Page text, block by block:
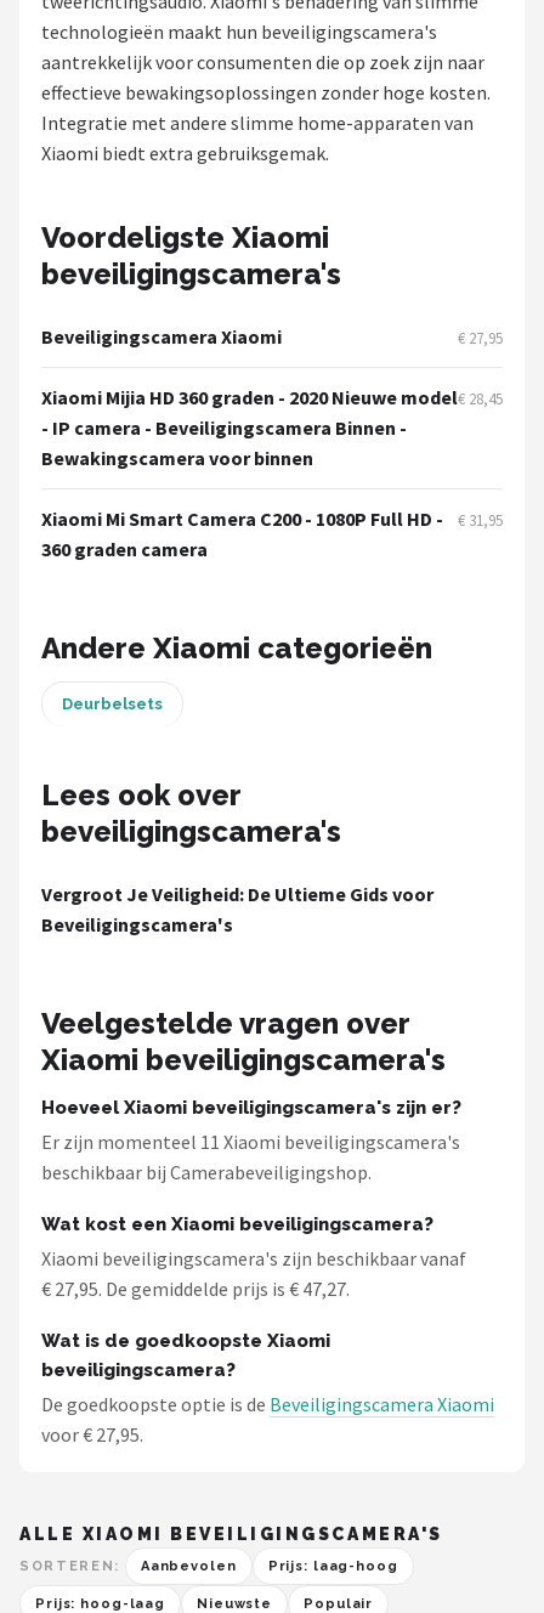
Reolink
EZVIZ
Hikvision
Foscam
Teceye
Smartwares
ieGeek
Alle merken →
technologieën maakt hun beveiligingscamera's
aantrekkelijk voor consumenten die op zoek zijn naar
effectieve bewakingsoplossingen zonder hoge kosten.
Integratie met andere slimme home-apparaten van
Xiaomi biedt extra gebruiksgemak.
Voordeligste Xiaomi
beveiligingscamera's
Beveiligingscamera Xiaomi € 27,95
Xiaomi Mijia HD 360 graden - 2020 Nieuwe model
- IP camera - Beveiligingscamera Binnen -
Bewakingscamera voor binnen
€ 28,45
Xiaomi Mi Smart Camera C200 - 1080P Full HD -
360 graden camera
€ 31,95
Andere Xiaomi categorieën
Deurbelsets
Lees ook over
beveiligingscamera's
Vergroot Je Veiligheid: De Ultieme Gids voor
Beveiligingscamera's
Veelgestelde vragen over
Xiaomi beveiligingscamera's
Hoeveel Xiaomi beveiligingscamera's zijn er?
Er zijn momenteel 11 Xiaomi beveiligingscamera's
beschikbaar bij Camerabeveiligingshop.
Wat kost een Xiaomi beveiligingscamera?
Xiaomi beveiligingscamera's zijn beschikbaar vanaf
€ 27,95. De gemiddelde prijs is € 47,27.
Wat is de goedkoopste Xiaomi
beveiligingscamera?
De goedkoopste optie is de Beveiligingscamera Xiaomi
voor € 27,95.
ALLE XIAOMI BEVEILIGINGSCAMERA'S
SORTEREN: Aanbevolen Prijs: laag-hoog
Prijs: hoog-laag Nieuwste Populair